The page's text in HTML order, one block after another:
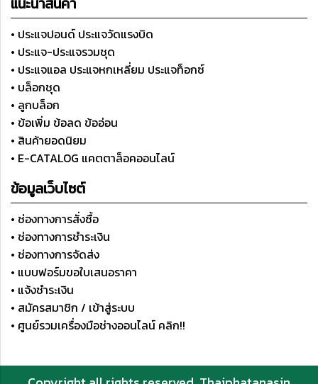
• ประแจปอนด์ ประแจวัดแรงบิด
• ประแจ-ประแจรวมชุด
• ประแจแอล ประแจหกเหลี่ยม ประแจท็อกซ์
• บล็อกชุด
• ลูกบล็อก
• ข้อเพิ่ม ข้อลด ข้ออ่อน
• สินค้ายอดนิยม
• E-CATALOG แคตตาล็อคออนไลน์
ข้อมูลเว็บไซต์
• ช่องทางการสั่งซื้อ
• ช่องทางการชำระเงิน
• ช่องทางการจัดส่ง
• แบบฟอร์มขอใบเสนอราคา
• แจ้งชำระเงิน
• สมัครสมาชิก / เข้าสู่ระบบ
• ศูนย์รวมเครื่องมือช่างออนไลน์ คลิก!!